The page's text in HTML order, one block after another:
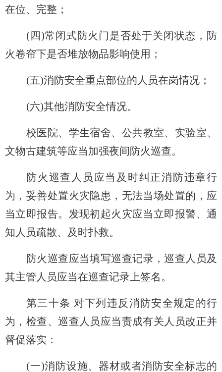
在位、完整；
(四)常闭式防火门是否处于关闭状态，防
火卷帘下是否堆放物品影响使用；
(五)消防安全重点部位的人员在岗情况；
(六)其他消防安全情况。
校医院、学生宿舍、公共教室、实验室、
文物古建筑等应当加强夜间防火巡查。
防火巡查人员应当及时纠正消防违章行
为，妥善处置火灾隐患，无法当场处置的，应
当立即报告。发现初起火灾应当立即报警、通
知人员疏散、及时扑救。
防火巡查应当填写巡查记录，巡查人员及
其主管人员应当在巡查记录上签名。
第三十条 对下列违反消防安全规定的行
为，检查、巡查人员应当责成有关人员改正并
督促落实：
(一)消防设施、器材或者消防安全标志的